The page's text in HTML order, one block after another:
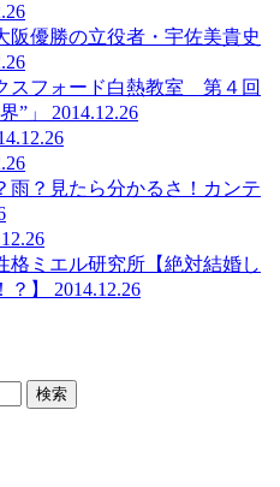
阪優勝の立役者・宇佐美貴史
スフォード白熱教室 第４回
”」 2014.12.26
雨？見たら分かるさ！カンテ
格ミエル研究所【絶対結婚し
】 2014.12.26